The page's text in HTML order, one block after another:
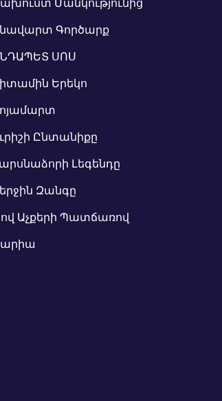
Մանկությունից
Գործարք
ՍՈՍ
Երեկո
Ընտանիքը
Լեգենդը
Զանգը
Աչքերի Պատճառով